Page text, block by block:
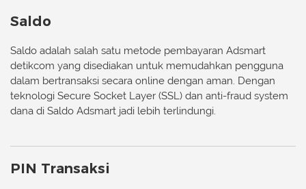
Kendala Saldo
Saldo Disalahgunakan Pihak Lain
Top Up Berhasil Tetapi Saldo Tidak
Bertambah
Syarat dan Ketentuan Penggunaan Saldo
Saldo
Saldo adalah salah satu metode pembayaran Adsmart
detikcom yang disediakan untuk memudahkan pengguna
dalam bertransaksi secara online dengan aman. Dengan
teknologi Secure Socket Layer (SSL) dan anti-fraud system
dana di Saldo Adsmart jadi lebih terlindungi.
PIN Transaksi